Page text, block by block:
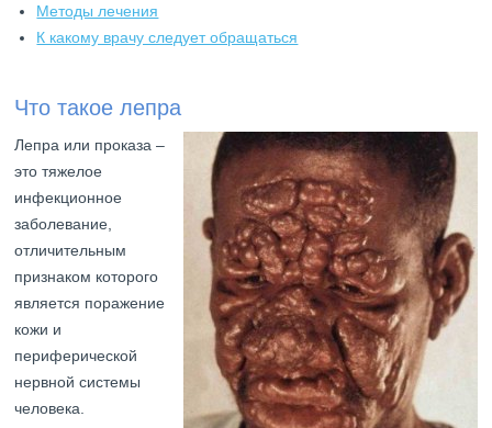
Методы лечения
К какому врачу следует обращаться
Что такое лепра
Лепра или проказа –
это тяжелое
инфекционное
заболевание,
отличительным
признаком которого
является поражение
кожи и
периферической
нервной системы
человека.